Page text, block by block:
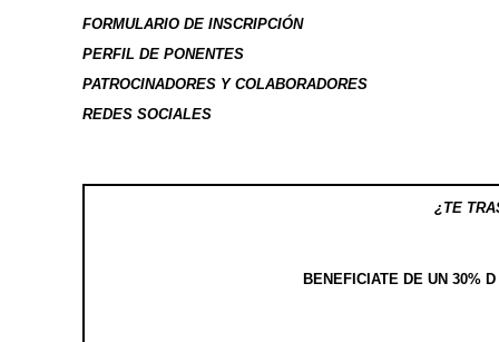
FORMULARIO DE INSCRIPCIÓN
PERFIL DE PONENTES
PATROCINADORES Y COLABORADORES
REDES SOCIALES
¿TE
BENEFICIATE DE UN 30%